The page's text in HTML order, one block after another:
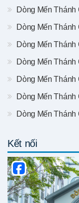
Dòng Mến
Dòng Mến Thánh
Dòng Mến Thánh
Dòng Mến Thánh
Dòng Mến
Dòng Mến Thánh
Dòng Mến Thánh
Kết nối